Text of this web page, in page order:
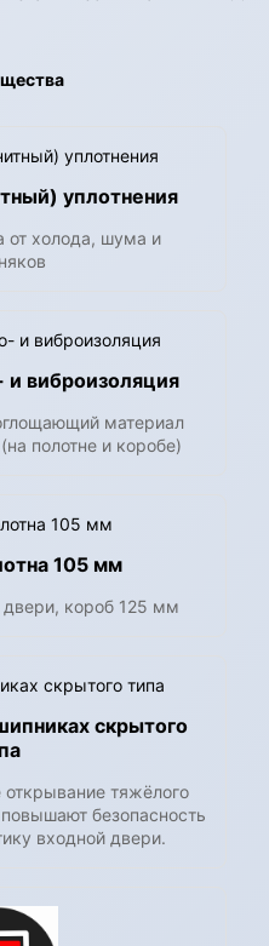
уплотнения
от холода, шума и
виброизоляция
материал
полотне и коробе)
105 мм
короб 125 мм
скрытого
тяжёлого
безопасность
входной двери.